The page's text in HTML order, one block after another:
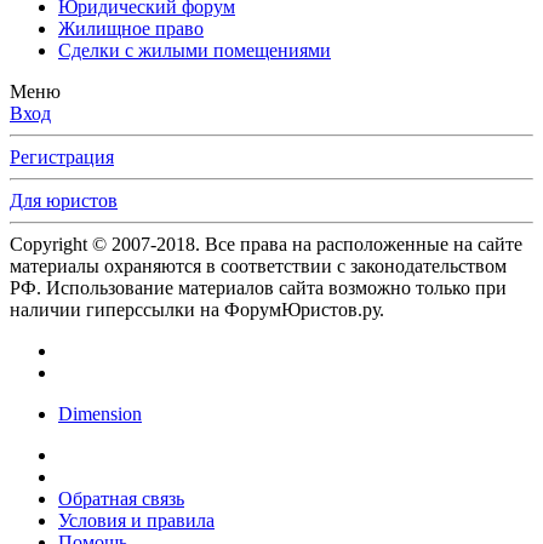
Юридический форум
Жилищное право
Сделки с жилыми помещениями
Меню
Вход
Регистрация
Для юристов
Copyright © 2007-2018. Все права на расположенные на сайте
материалы охраняются в соответствии с законодательством
РФ. Использование материалов сайта возможно только при
наличии гиперссылки на ФорумЮристов.ру.
Dimension
Обратная связь
Условия и правила